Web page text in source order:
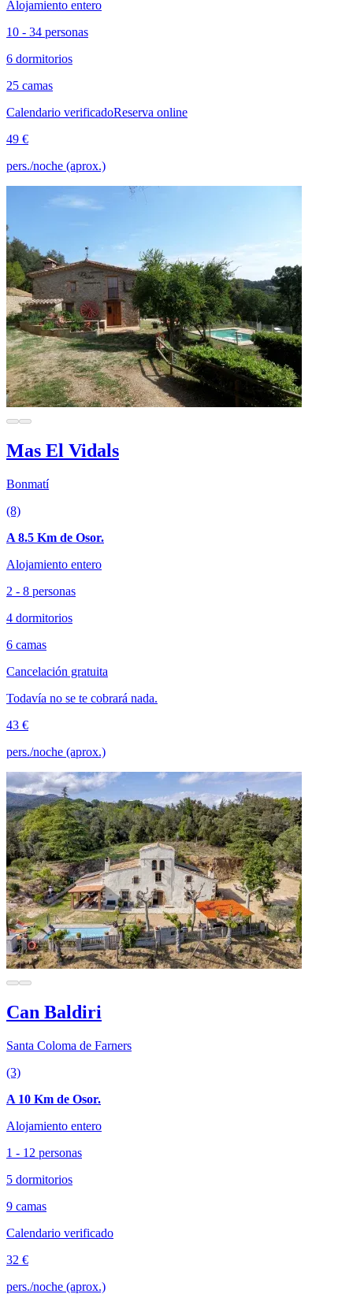
Alojamiento entero
10 - 34 personas
6 dormitorios
25 camas
Calendario verificadoReserva online
49 €
pers./noche (aprox.)
Mas El Vidals
Bonmatí
(8)
A 8.5 Km de Osor.
Alojamiento entero
2 - 8 personas
4 dormitorios
6 camas
Cancelación gratuita
Todavía no se te cobrará nada.
43 €
pers./noche (aprox.)
Can Baldiri
Santa Coloma de Farners
(3)
A 10 Km de Osor.
Alojamiento entero
1 - 12 personas
5 dormitorios
9 camas
Calendario verificado
32 €
pers./noche (aprox.)